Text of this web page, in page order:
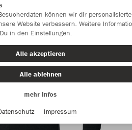
können wir dir personalisierte
Website verbessern. Weitere
in den Einstellungen.
Alle akzeptieren
Alle ablehnen
mehr Infos
Impressum